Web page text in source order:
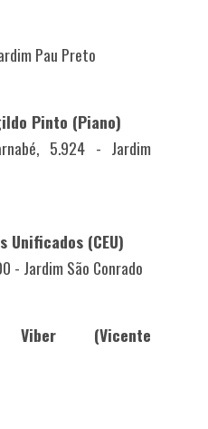
Pau Preto
Pinto (Piano)
5.924 - Jardim
Unificados (CEU)
- Jardim São Conrado
Viber (Vicente